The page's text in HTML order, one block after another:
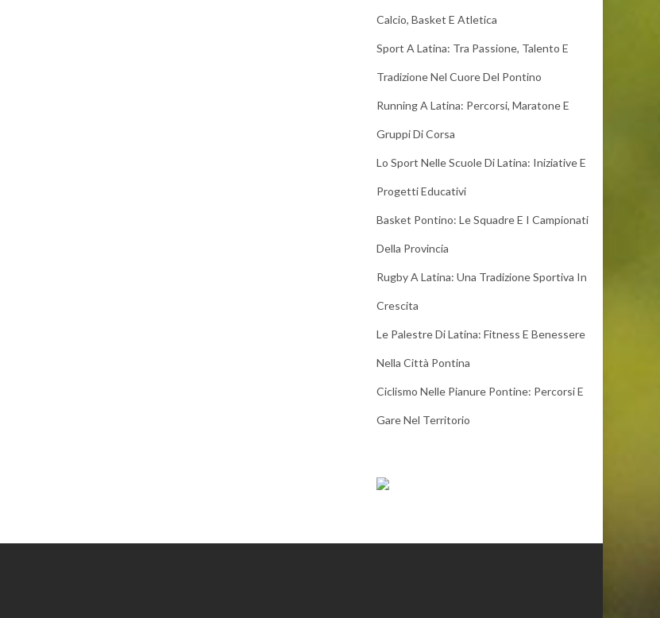
Calcio, Basket E Atletica
Sport A Latina: Tra Passione, Talento E
Tradizione Nel Cuore Del Pontino
Running A Latina: Percorsi, Maratone E
Gruppi Di Corsa
Lo Sport Nelle Scuole Di Latina: Iniziative E
Progetti Educativi
Basket Pontino: Le Squadre E I Campionati
Della Provincia
Rugby A Latina: Una Tradizione Sportiva In
Crescita
Le Palestre Di Latina: Fitness E Benessere
Nella Città Pontina
Ciclismo Nelle Pianure Pontine: Percorsi E
Gare Nel Territorio